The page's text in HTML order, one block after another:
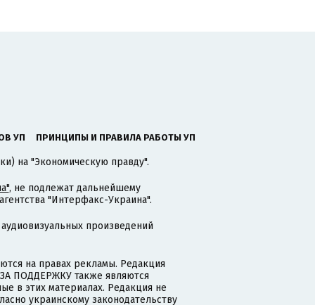
УП ПРИНЦИПЫ И ПРАВИЛА РАБОТЫ УП
на "Экономическую правду".
, не подлежат дальнейшему
"Интерфакс-Украина".
произведений
на правах рекламы. Редакция
ПОДДЕРЖКУ также являются
в этих материалах. Редакция не
украинскому законодательству